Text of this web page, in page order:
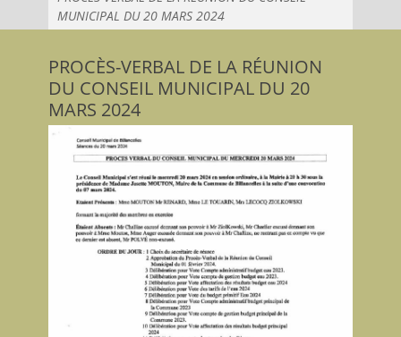
MUNICIPAL DU 20 MARS 2024
PROCÈS-VERBAL DE LA RÉUNION
DU CONSEIL MUNICIPAL DU 20
MARS 2024